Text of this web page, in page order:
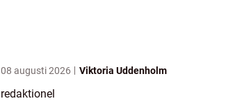
08 augusti 2026 Viktoria Uddenholm
redaktionel